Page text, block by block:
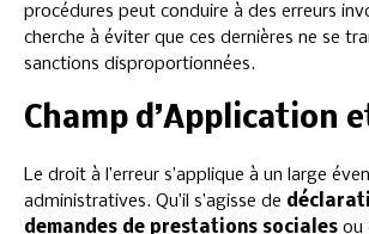
procédures peut conduire à des erreurs
cherche à éviter que ces dernières ne se
sanctions disproportionnées.
Champ d’Application
Le droit à l’erreur s’applique à un large
administratives. Qu’il s’agisse de
demandes de prestations sociales ou